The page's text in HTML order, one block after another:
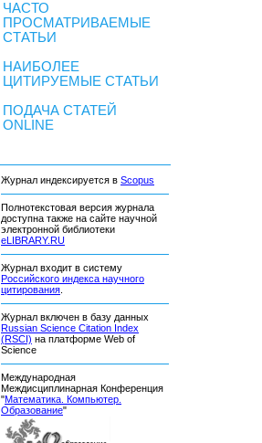
ЧАСТО
ПРОСМАТРИВАЕМЫЕ
СТАТЬИ
НАИБОЛЕЕ
ЦИТИРУЕМЫЕ СТАТЬИ
ПОДАЧА СТАТЕЙ
ONLINE
Журнал индексируется в Scopus
Полнотекстовая версия журнала
доступна также на сайте научной
электронной библиотеки
eLIBRARY.RU
Журнал входит в систему
Российского индекса научного
цитирования
Журнал включен в базу данных
Russian Science Citation Index
(RSCI) на платформе Web of
Science
Международная
Междисциплинарная Конференция
"Математика. Компьютер.
Образование"